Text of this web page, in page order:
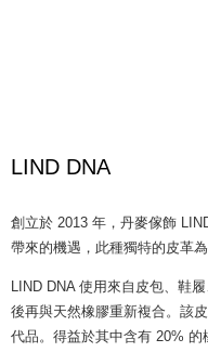
LIND DNA
創立於 2013 年，丹麥傢飾
帶來的機遇，此種獨特的皮革為
LIND DNA 使用來自皮包、鞋
後再與天然橡膠重新複合。該
代品。得益於其中含有 20% 的